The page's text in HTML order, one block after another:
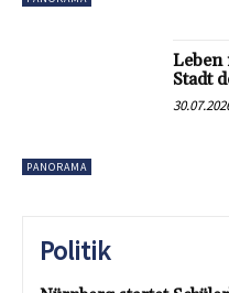
PANORAMA
Leben
Stadt
Politik